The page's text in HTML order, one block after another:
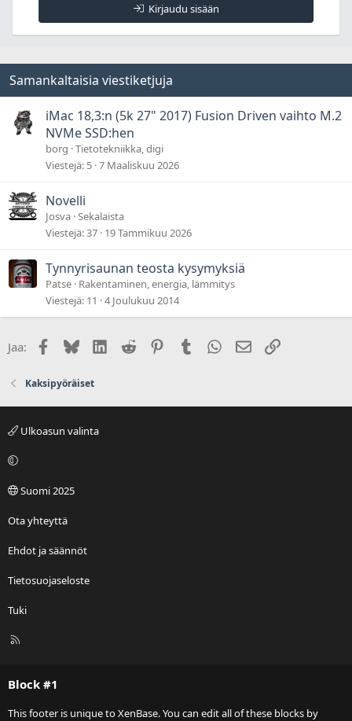
Kirjaudu sisään
Samankaltaisia viestiketjuja
iMac 18,3:n (5k 27" 2017) Fusion Driven vaihto M.2
NVMe SSD:hen
borg Tietotekniikka, digi
Viestejä 5 7 Maaliskuu 2026
Novelli
Josva Sekalaista
Viestejä 37 19 Tammikuu 2026
Tynnyrisaunan teosta kysymyksiä
Patse Rakentaminen, energia, lämmitys
Viestejä 11 4 Joulukuu 2014
Jaa: Facebook
BlueskyLinkedIn
Reddit PinterestTumblr WhatsApp
Sähköposti
Linkki
Kaksipyöräiset
Ulkoasun valinta
Suomi 2025
Ota yhteyttä
Ehdot ja säännöt
Tietosuojaseloste
Tuki
R
Block #1
This footer is unique to XenBase. You can edit all of these blocks by